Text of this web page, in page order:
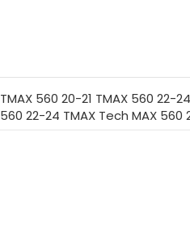
TMAX 560 20-21 TMAX 560 22-
560 22-24 TMAX Tech MAX 560